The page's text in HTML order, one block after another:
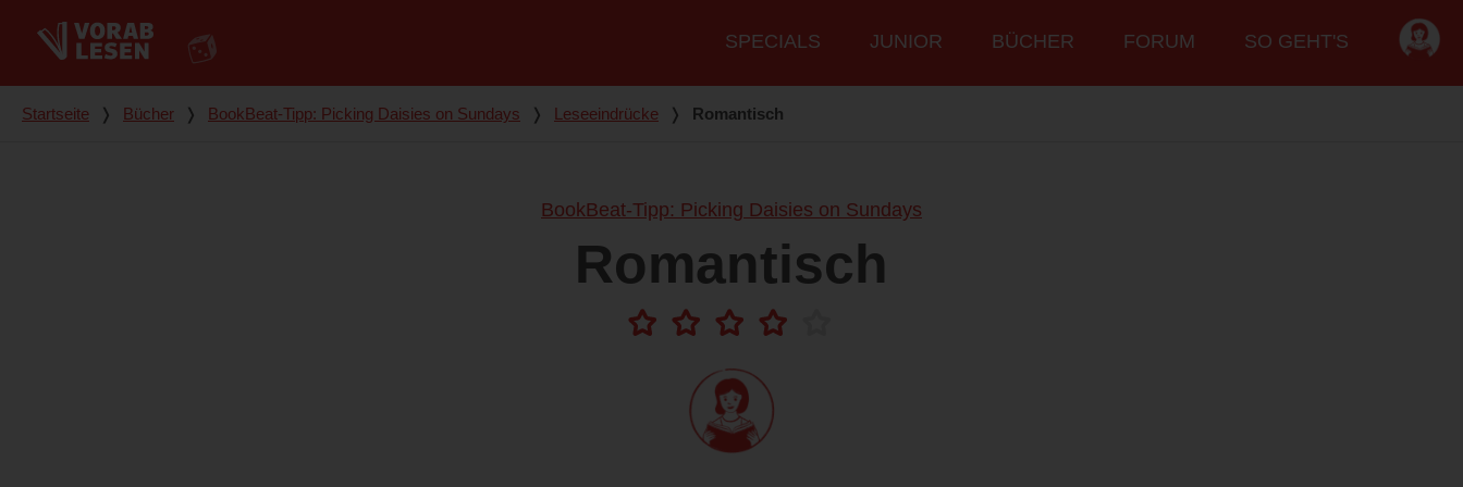
Hauptmenü
SPECIALS JUNIOR BÜCHER FORUM SO GEHT'S
Du bist hier
Startseite ❭ Bücher ❭ BookBeat-Tipp: Picking Daisies on Sundays ❭ Leseeindrücke ❭ Romantisch
BookBeat-Tipp: Picking Daisies on Sundays
Romantisch